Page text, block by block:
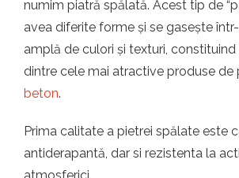
numim piatră spălată. Acest tip de
avea diferite forme și se gasește
amplă de culori și texturi,
dintre cele mai atractive produse de
beton.
Prima calitate a pietrei spălate este
antiderapantă, dar si rezistenta la